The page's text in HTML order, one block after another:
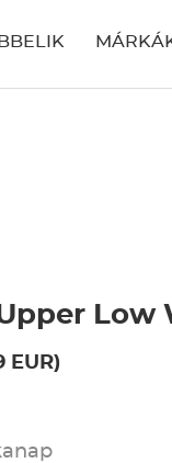
Low
EUR)